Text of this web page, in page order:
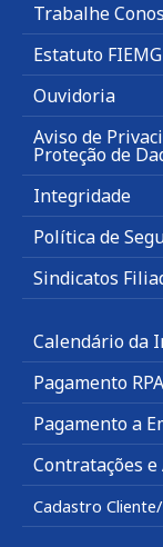
Trabalhe
Estatuto FIEMG
Ouvidoria
Aviso de
Proteção de
Integridade
Política de
Sindicatos
Calendário da
Pagamento RPA
Pagamento a
Contratações e
Cadastro